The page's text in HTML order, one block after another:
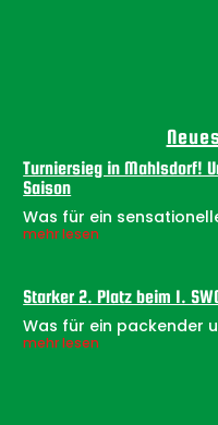
Turniersieg in Mahlsdorf!
Saison
Was für ein
mehr lesen
Starker 2. Platz beim 1.
Was für ein packender
mehr lesen